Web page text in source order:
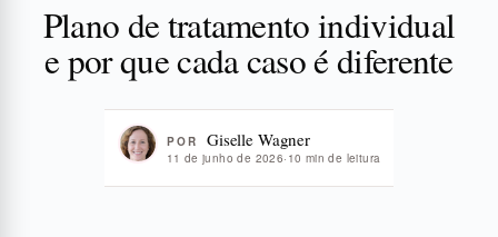
Plano de tratamento individual
e por que cada caso é diferente
POR Giselle Wagner
11 de junho de 2026· 10 min de leitura